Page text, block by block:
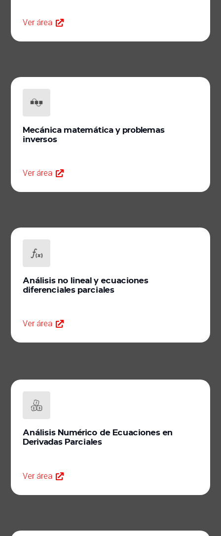
Ver área
Mecánica matemática y problemas
inversos
Ver área
Análisis no lineal y ecuaciones
diferenciales parciales
Ver área
Análisis Numérico de Ecuaciones en
Derivadas Parciales
Ver área